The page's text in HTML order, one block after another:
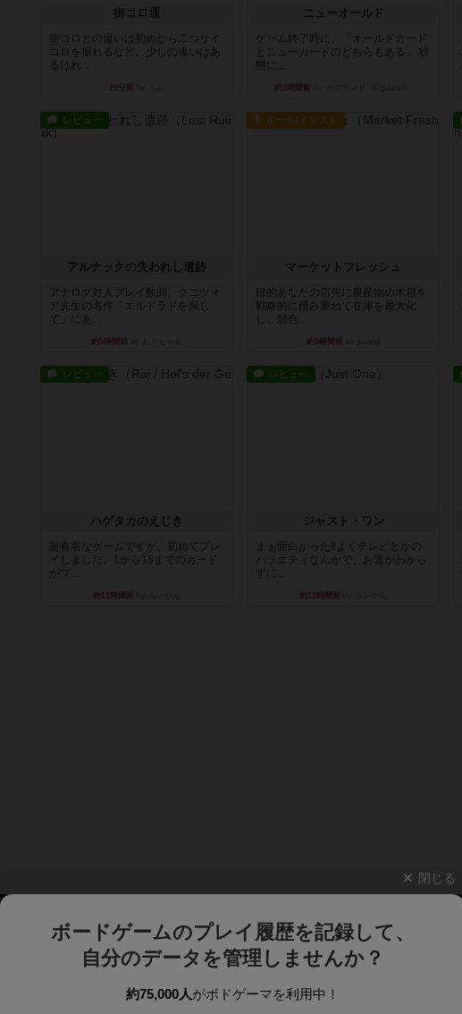
街コロ通
街コロとの違いは初めから二つサイ
コロを振れるなど、少しの違いはあ
るけれ...
26分前
ニューオールド
ゲーム終了時に、「オールドカード
とニューカードのどちらもある」 状
態に...
約1時間前
レビュー
アルナックの失われし遺跡
アナログ対人プレイ数回。クニツィ
ア先生の名作「エルドラドを探し
て」にあ...
約5時間前
ルール/インスト
マーケットフレッシュ
目的あなたの店先に農産物の木箱を
戦略的に積み重ねて在庫を最大化
し、競合...
約9時間前
レビュー
ハゲタカのえじき
超有名なゲームですが、初めてプレ
イしました。1から15までのカード
がプ...
約11時間前
レビュー
ジャスト・ワン
まぁ面白かった‼️よくテレビとかの
バラエティなんかで、お題がわから
ずに...
約11時間前
閉じる
ボードゲームのプレイ履歴を記録して、
自分のデータを管理しませんか？
約75,000人がボドゲーマを利用中！